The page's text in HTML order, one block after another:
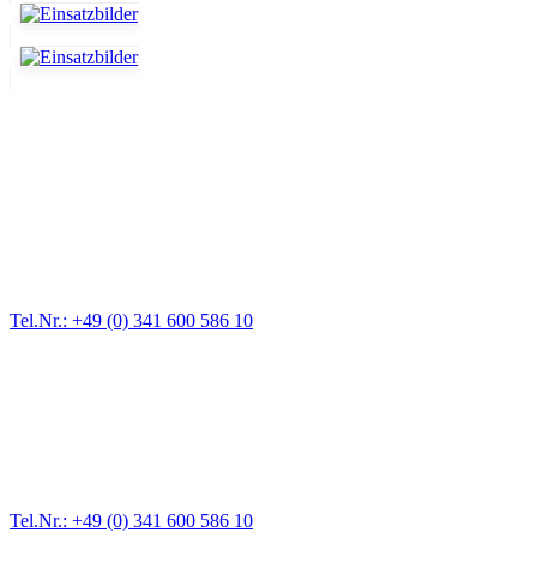
Tel.Nr.: +49 (0) 341 600 586 10
Tel.Nr.: +49 (0) 341 600 586 10